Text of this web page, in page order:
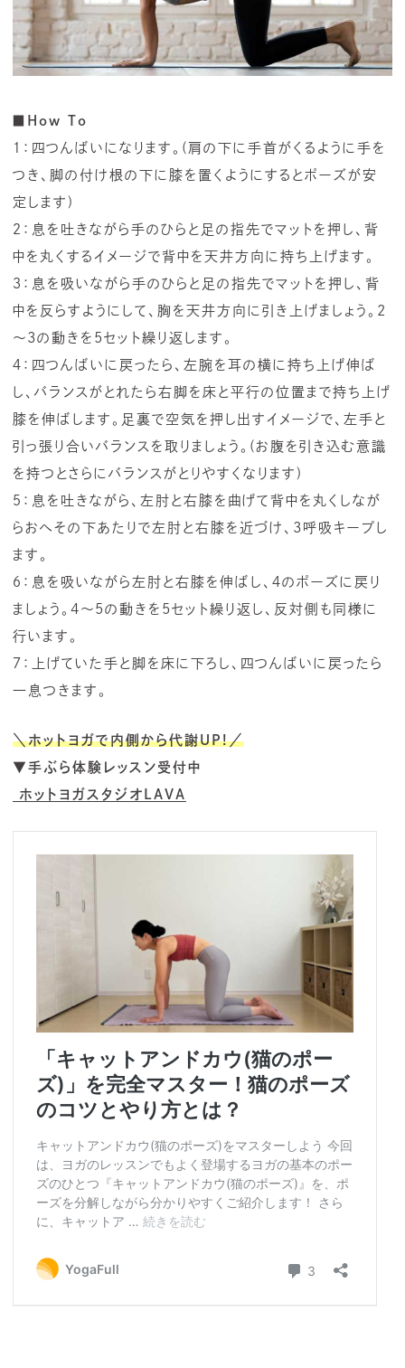
■How To
１：四つんばいになります。(肩の下に手首がくるように手を
つき、脚の付け根の下に膝を置くようにするとポーズが安
定します)
２：息を吐きながら手のひらと足の指先でマットを押し、背
中を丸くするイメージで背中を天井方向に持ち上げます。
３：息を吸いながら手のひらと足の指先でマットを押し、背
中を反らすようにして、胸を天井方向に引き上げましょう。2
～3の動きを5セット繰り返します。
４：四つんばいに戻ったら、左腕を耳の横に持ち上げ伸ば
し、バランスがとれたら右脚を床と平行の位置まで持ち上げ
膝を伸ばします。足裏で空気を押し出すイメージで、左手と
引っ張り合いバランスを取りましょう。(お腹を引き込む意識
を持つとさらにバランスがとりやすくなります)
５：息を吐きながら、左肘と右膝を曲げて背中を丸くしなが
らおへその下あたりで左肘と右膝を近づけ、3呼吸キープし
ます。
６：息を吸いながら左肘と右膝を伸ばし、４のポーズに戻り
ましょう。4～5の動きを5セット繰り返し、反対側も同様に
行います。
７：上げていた手と脚を床に下ろし、四つんばいに戻ったら
一息つきます。
＼ホットヨガで内側から代謝UP!／
▼手ぶら体験レッスン受付中
ホットヨガスタジオLAVA